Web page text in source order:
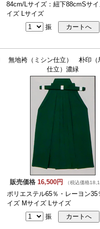
84cm/Lサイズ：紐下88cmSサ
イズ Lサイズ
振
無地袴（ミシン仕立） 朴印（
仕立）濃緑
販売価格16,500円 （税込価格
ポリエステル65％・レーヨン35
イズ Mサイズ Lサイズ
振